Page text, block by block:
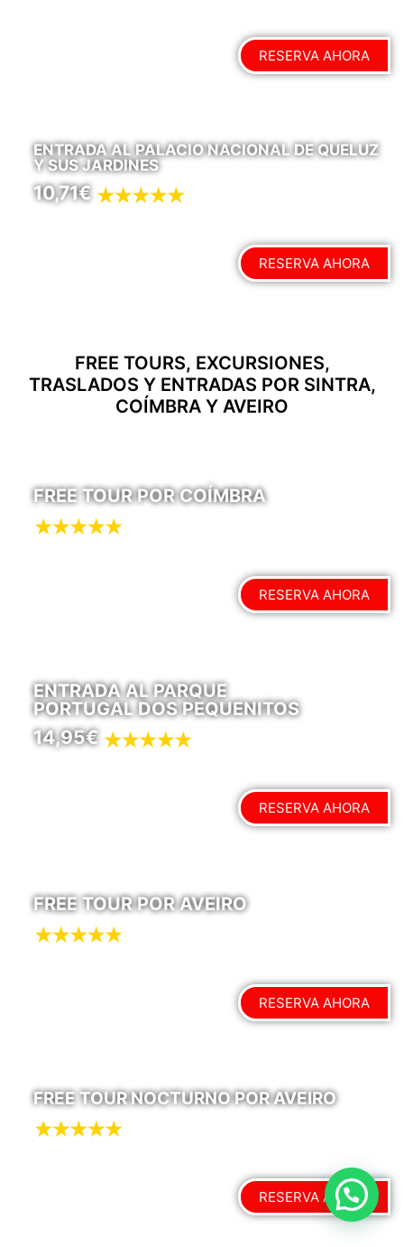
RESERVA AHORA
ENTRADA AL PALACIO NACIONAL DE QUELUZ
Y SUS JARDINES
10,71€
RESERVA AHORA
FREE TOURS, EXCURSIONES,
TRASLADOS Y ENTRADAS POR SINTRA,
COÍMBRA Y AVEIRO
FREE TOUR POR COÍMBRA
RESERVA AHORA
ENTRADA AL PARQUE
PORTUGAL DOS PEQUENITOS
14,95€
RESERVA AHORA
FREE TOUR POR AVEIRO
RESERVA AHORA
FREE TOUR NOCTURNO POR AVEIRO
RESERVA AHORA